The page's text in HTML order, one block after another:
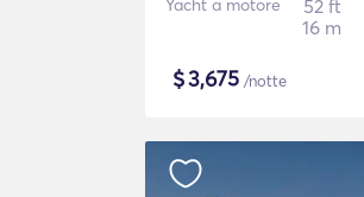
Yacht a motore
52 ft
16 m
$3,675 /notte